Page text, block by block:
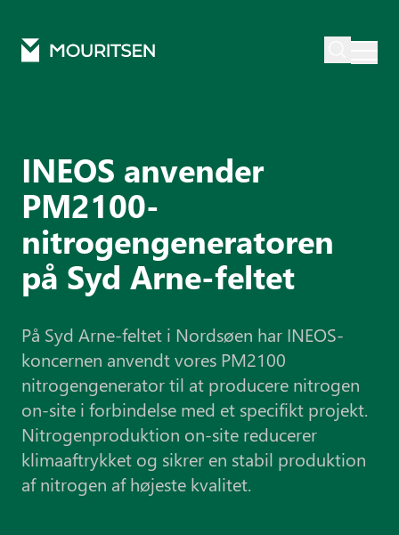
INEOS anvender PM2100-nitrogengeneratoren på Syd Arne-
INEOS anvender
PM2100-
nitrogengeneratoren
på Syd Arne-feltet
På Syd Arne-feltet i Nordsøen har INEOS-
koncernen anvendt vores PM2100
nitrogengenerator til at producere nitrogen
on-site i forbindelse med et specifikt projekt.
Nitrogenproduktion on-site reducerer
klimaaftrykket og sikrer en stabil produktion
af nitrogen af højeste kvalitet.